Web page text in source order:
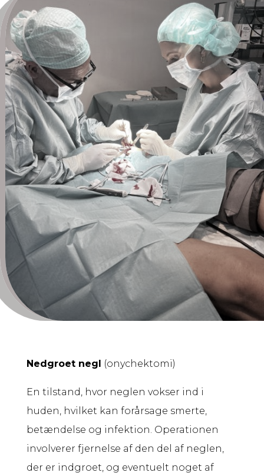
Nedgroet negl (onychektomi)
En tilstand, hvor neglen vokser ind i
huden, hvilket kan forårsage smerte,
betændelse og infektion. Operationen
involverer fjernelse af den del af neglen,
der er indgroet, og eventuelt noget af